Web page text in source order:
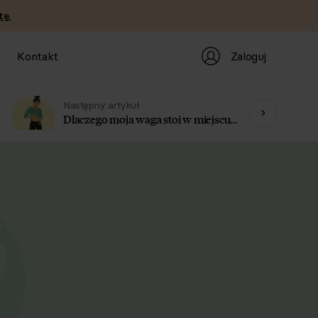
Kontakt Zaloguj
Następny artykuł
Dlaczego moja waga stoi w miejscu